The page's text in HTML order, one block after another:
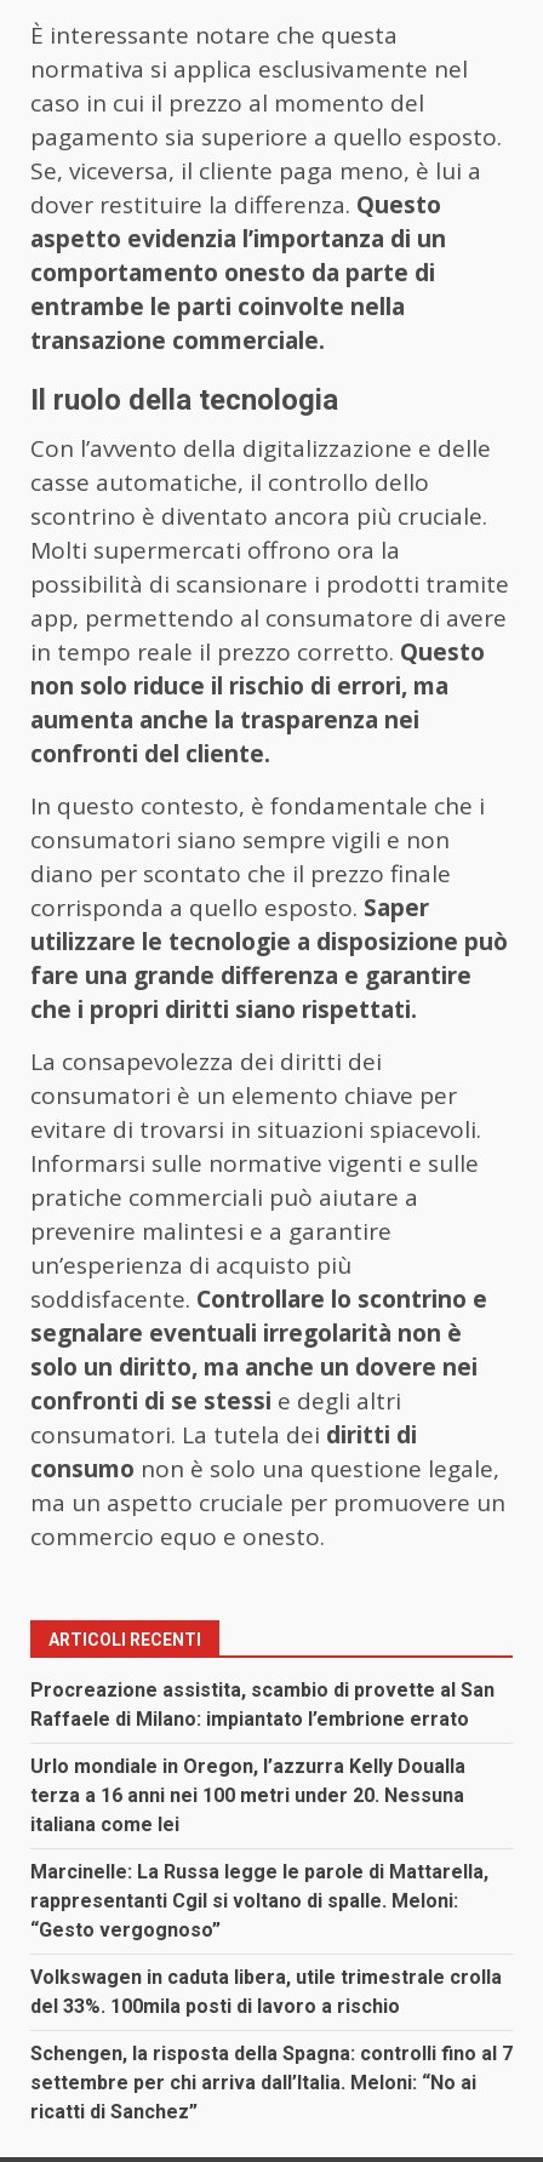
È interessante notare che questa
normativa si applica esclusivamente nel
caso in cui il prezzo al momento del
pagamento sia superiore a quello esposto.
Se, viceversa, il cliente paga meno, è lui a
dover restituire la differenza. Questo
aspetto evidenzia l’importanza di un
comportamento onesto da parte di
entrambe le parti coinvolte nella
transazione commerciale.
Il ruolo della tecnologia
Con l’avvento della digitalizzazione e delle
casse automatiche, il controllo dello
scontrino è diventato ancora più cruciale.
Molti supermercati offrono ora la
possibilità di scansionare i prodotti tramite
app, permettendo al consumatore di avere
in tempo reale il prezzo corretto. Questo
non solo riduce il rischio di errori, ma
aumenta anche la trasparenza nei
confronti del cliente.
In questo contesto, è fondamentale che i
consumatori siano sempre vigili e non
diano per scontato che il prezzo finale
corrisponda a quello esposto. Saper
utilizzare le tecnologie a disposizione può
fare una grande differenza e garantire
che i propri diritti siano rispettati.
La consapevolezza dei diritti dei
consumatori è un elemento chiave per
evitare di trovarsi in situazioni spiacevoli.
Informarsi sulle normative vigenti e sulle
pratiche commerciali può aiutare a
prevenire malintesi e a garantire
un’esperienza di acquisto più
soddisfacente. Controllare lo scontrino e
segnalare eventuali irregolarità non è
solo un diritto, ma anche un dovere nei
confronti di se stessi e degli altri
consumatori. La tutela dei diritti di
consumo non è solo una questione legale,
ma un aspetto cruciale per promuovere un
commercio equo e onesto.
ARTICOLI RECENTI
Procreazione assistita, scambio di provette al San
Raffaele di Milano: impiantato l’embrione errato
Urlo mondiale in Oregon, l’azzurra Kelly Doualla
terza a 16 anni nei 100 metri under 20. Nessuna
italiana come lei
Marcinelle: La Russa legge le parole di Mattarella,
rappresentanti Cgil si voltano di spalle. Meloni:
“Gesto vergognoso”
Volkswagen in caduta libera, utile trimestrale crolla
del 33%. 100mila posti di lavoro a rischio
Schengen, la risposta della Spagna: controlli fino al 7
settembre per chi arriva dall’Italia. Meloni: “No ai
ricatti di Sanchez”